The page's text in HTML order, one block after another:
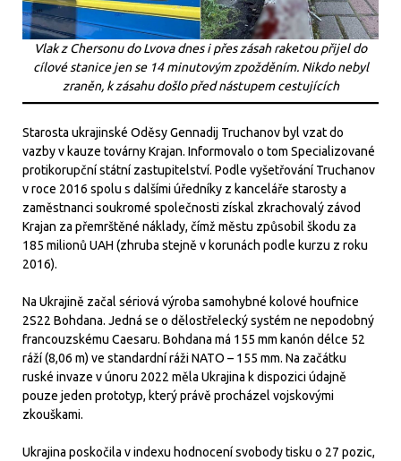
Vlak z Chersonu do Lvova dnes i přes zásah raketou přijel do
cílové stanice jen se 14 minutovým zpožděním. Nikdo nebyl
zraněn, k zásahu došlo před nástupem cestujících
Starosta ukrajinské Oděsy Gennadij Truchanov byl vzat do
vazby v kauze továrny Krajan. Informovalo o tom Specializované
protikorupční státní zastupitelství. Podle vyšetřování Truchanov
v roce 2016 spolu s dalšími úředníky z kanceláře starosty a
zaměstnanci soukromé společnosti získal zkrachovalý závod
Krajan za přemrštěné náklady, čímž městu způsobil škodu za
185 milionů UAH (zhruba stejně v korunách podle kurzu z roku
2016).
Na Ukrajině začal sériová výroba samohybné kolové houfnice
2S22 Bohdana. Jedná se o dělostřelecký systém ne nepodobný
francouzskému Caesaru. Bohdana má 155 mm kanón délce 52
ráží (8,06 m) ve standardní ráži NATO – 155 mm. Na začátku
ruské invaze v únoru 2022 měla Ukrajina k dispozici údajně
pouze jeden prototyp, který právě procházel vojskovými
zkouškami.
Ukrajina poskočila v indexu hodnocení svobody tisku o 27 pozic,